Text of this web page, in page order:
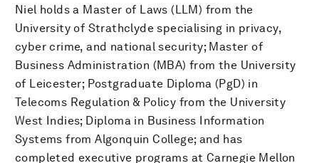
Niel holds a Master of Laws (LLM) from the
University of Strathclyde specialising in privacy,
cyber crime, and national security; Master of
Business Administration (MBA) from the University
of Leicester; Postgraduate Diploma (PgD) in
Telecoms Regulation & Policy from the University
West Indies; Diploma in Business Information
Systems from Algonquin College; and has
completed executive programs at Carnegie Mellon